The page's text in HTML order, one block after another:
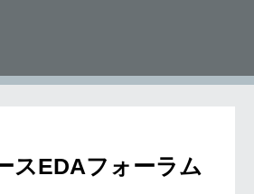
スEDAフォーラム